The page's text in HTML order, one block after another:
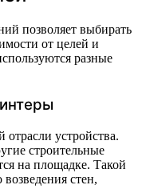
позволяет выбирать
от целей и
разные
устройства.
строительные
на площадке. Такой
стен,